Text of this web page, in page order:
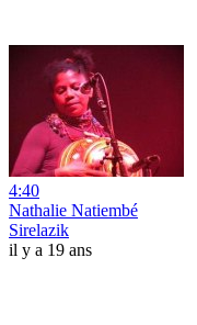
4:40
Nathalie Natiembé
Sirelazik
il y a 19 ans